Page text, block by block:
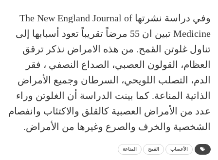
وفي دراسة نشرتها The New England Journal of
Medicine تبين ان 55 مرضاً تقريباً تعود أسبابها إلى
تناول غلوتن القمح. من هذه الامراض نذكر ترقق
العظام، القولون العصبي، الصداع النصفي ، فقر
الدم، التصلب اللويحي، السرطان وجميع الأمراض
الذاتية المناعة. كما بينت الدراسة أن الغلوتن وراء
عدد من الأمراض العصبية كالقلق والاكتئاب وانفصام
الشخصية والخرف والصرع وغيرها من الأمراض.
الأعصاب القمح المناعة